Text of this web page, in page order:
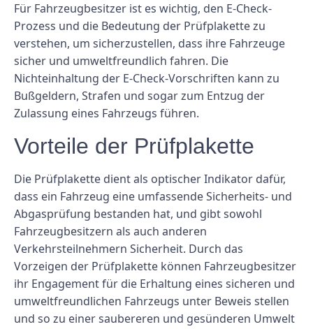
Für Fahrzeugbesitzer ist es wichtig, den E-Check-
Prozess und die Bedeutung der Prüfplakette zu
verstehen, um sicherzustellen, dass ihre Fahrzeuge
sicher und umweltfreundlich fahren. Die
Nichteinhaltung der E-Check-Vorschriften kann zu
Bußgeldern, Strafen und sogar zum Entzug der
Zulassung eines Fahrzeugs führen.
Vorteile der Prüfplakette
Die Prüfplakette dient als optischer Indikator dafür,
dass ein Fahrzeug eine umfassende Sicherheits- und
Abgasprüfung bestanden hat, und gibt sowohl
Fahrzeugbesitzern als auch anderen
Verkehrsteilnehmern Sicherheit. Durch das
Vorzeigen der Prüfplakette können Fahrzeugbesitzer
ihr Engagement für die Erhaltung eines sicheren und
umweltfreundlichen Fahrzeugs unter Beweis stellen
und so zu einer saubereren und gesünderen Umwelt